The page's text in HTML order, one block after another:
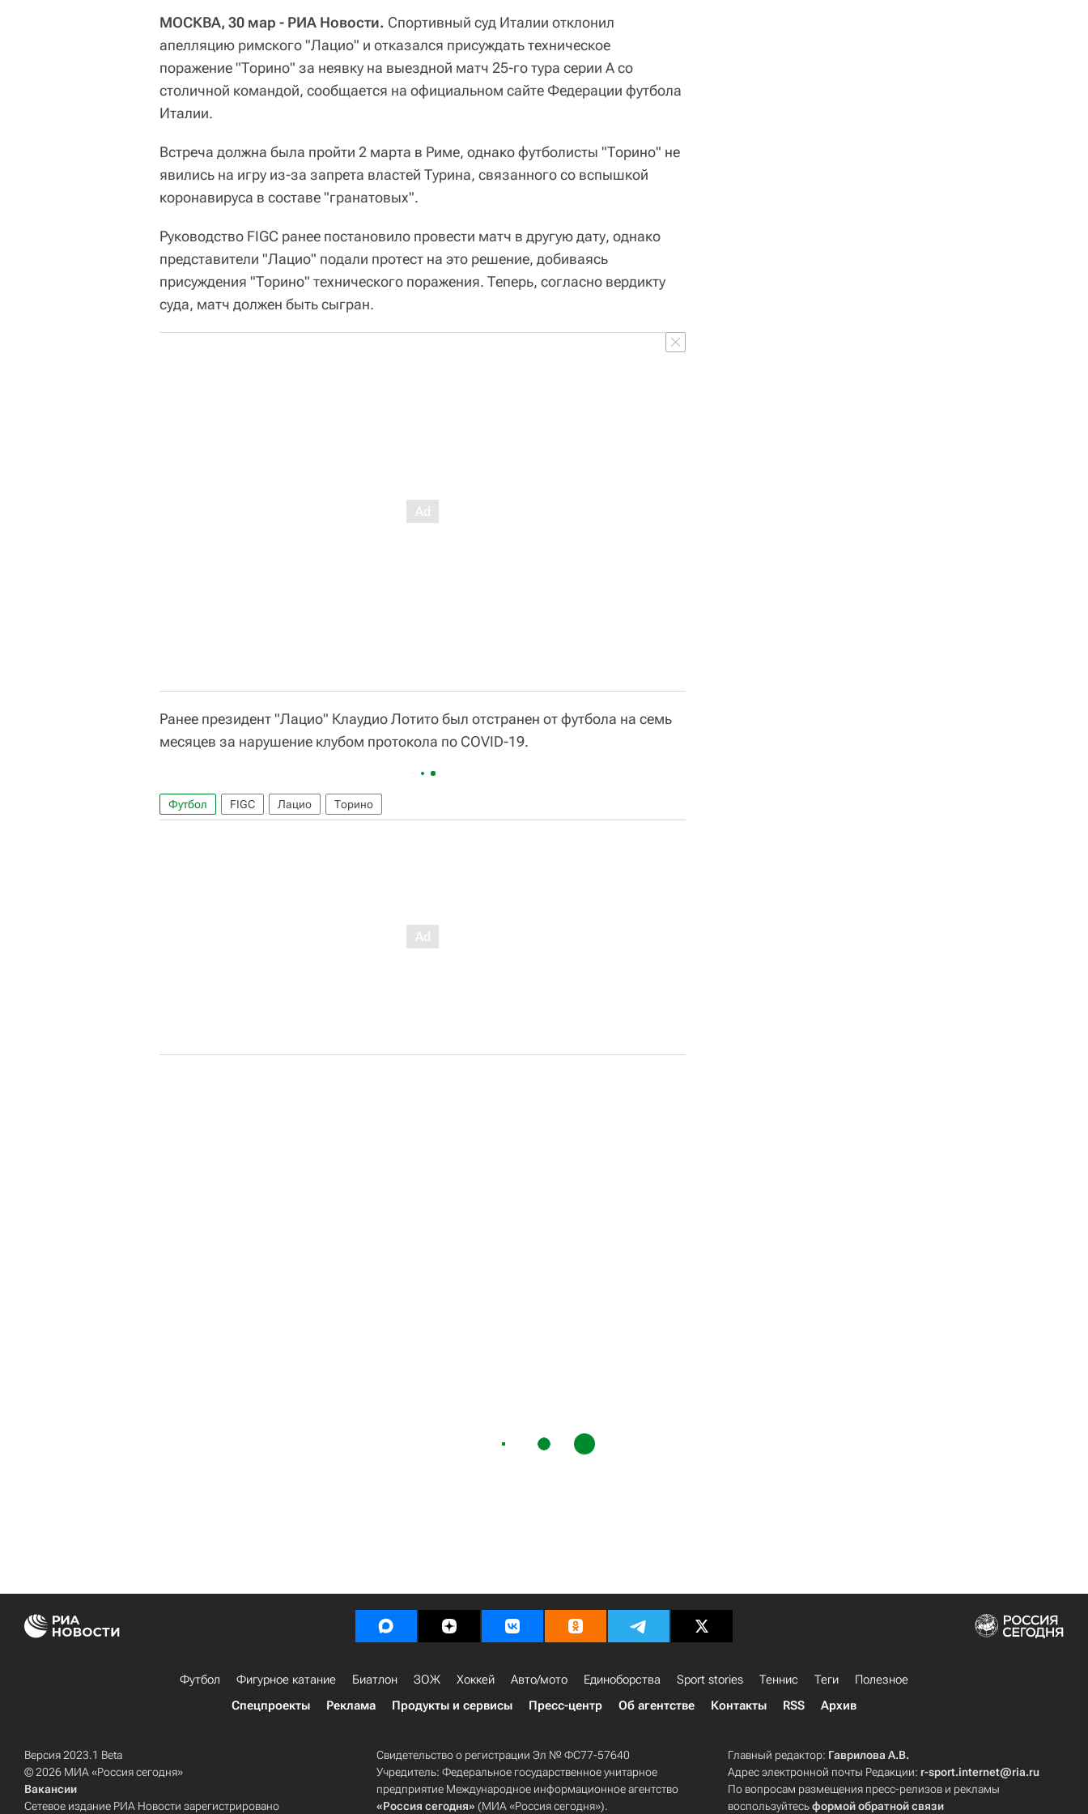
МОСКВА, 30 мар - РИА Новости. Спортивный суд Италии отклонил
апелляцию римского "Лацио" и отказался присуждать техническое
поражение "Торино" за неявку на выездной матч 25-го тура серии А со
столичной командой, сообщается на официальном сайте Федерации футбола
Италии.
Встреча должна была пройти 2 марта в Риме, однако футболисты "Торино" не
явились на игру из-за запрета властей Турина, связанного со вспышкой
коронавируса в составе "гранатовых".
Руководство FIGC ранее постановило провести матч в другую дату, однако
представители "Лацио" подали протест на это решение, добиваясь
присуждения "Торино" технического поражения. Теперь, согласно вердикту
суда, матч должен быть сыгран.
Ранее президент "Лацио" Клаудио Лотито был отстранен от футбола на семь
месяцев за нарушение клубом протокола по COVID-19.
Футбол FIGC Лацио Торино
Футбол Фигурное катание Биатлон ЗОЖ Хоккей Авто/мото Единоборства Sport stories Теннис Теги
Полезное
Спецпроекты
Реклама Продукты и сервисы Пресс-центр Об агентстве Контакты RSS Архив
Версия 2023.1 Beta
© 2026 МИА «Россия сегодня»
Вакансии
Сетевое издание РИА Новости зарегистрировано
Свидетельство о регистрации Эл № ФС77-57640
Учредитель: Федеральное государственное унитарное
предприятие Международное информационное агентство
«Россия сегодня» (МИА «Россия сегодня»).
Главный редактор: Гаврилова А.В.
Адрес электронной почты Редакции: r-sport.internet@ria.ru
По вопросам размещения пресс-релизов и рекламы
воспользуйтесьформой обратной связи